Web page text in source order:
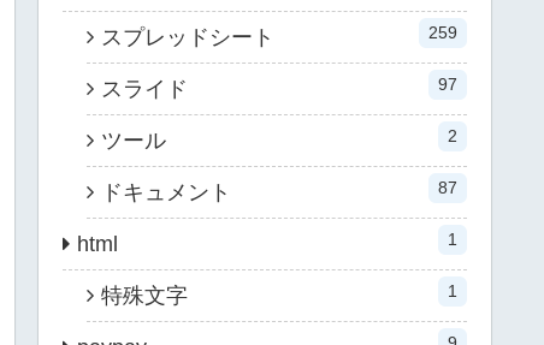
スプレッドシート 259
スライド 97
ツール 2
ドキュメント 87
html 1
特殊文字 1